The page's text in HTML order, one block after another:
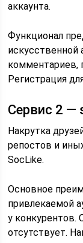
аккаунта.
Функционал
искусственной
комментариев,
Регистрация
Сервис 2 —
Накрутка
репостов и
SocLike.
Основное
привлекаемой
у конкурентов.
отсутствует.